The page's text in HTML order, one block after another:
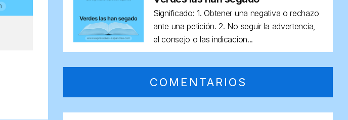
Significado: 1. Obtener una negativa o rechazo
ante una petición. 2. No seguir la advertencia,
el consejo o las indicacion...
COMENTARIOS